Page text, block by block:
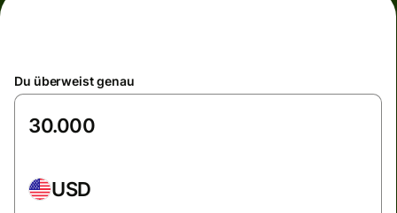
Du überweist genau
USD